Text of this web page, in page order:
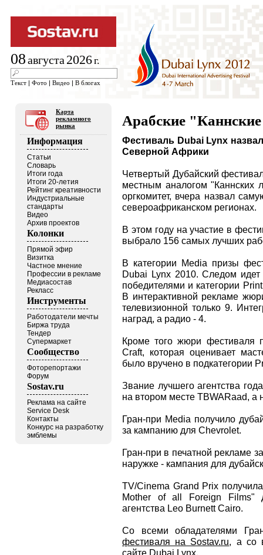
08августа 2026г.
Текст | Фото | Видео | В блогах
Карта
рекламного
рынка
Информация
Статьи
Словарь
Итоги года
Итоги 20-летия
Рейтинг креативности
Индустриальные
стандарты
Видео
Архив проектов
Колонки
Прямой эфир
Визитка
Частное мнение
Профессии в рекламе
Медиасостав
Рекласс
Инструменты
Работодатели мечты
Биржа труда
Тендер
Супермаркет
Сообщество
Фоторепортажи
Форум
Sostav.ru
Реклама на сайте
Service Desk
Контакты
Конкурс на разработку
эмблемы
Арабские
Фестиваль Dubai Lynx
Северной Африки
Четвертый Дубайский
местным аналогом "Каннских
оргкомитет, вчера назвал
североафриканском регионах.
В этом году на участие в
выбрало 156 самых лучших
В категории Media призы
Dubai Lynx 2010. Следом
победителями и категории
В интерактивной рекламе
телевизионной только 9.
наград, а радио - 4.
Кроме того жюри фестиваля
Craft, которая оценивает
было вручено в подкатегории
Звание лучшего агентства
на втором месте TBWARaad, а
Гран-при Media получило
за кампанию для Chevrolet.
Гран-при в печатной рекламе
наружке - кампания для
TV/Cinema Grand Prix
Mother of all Foreign Films"
агентства Leo Burnett Cairo.
Со всеми обладателями
фестиваля на Sostav.ru, а со
сайте Dubai Lynx.